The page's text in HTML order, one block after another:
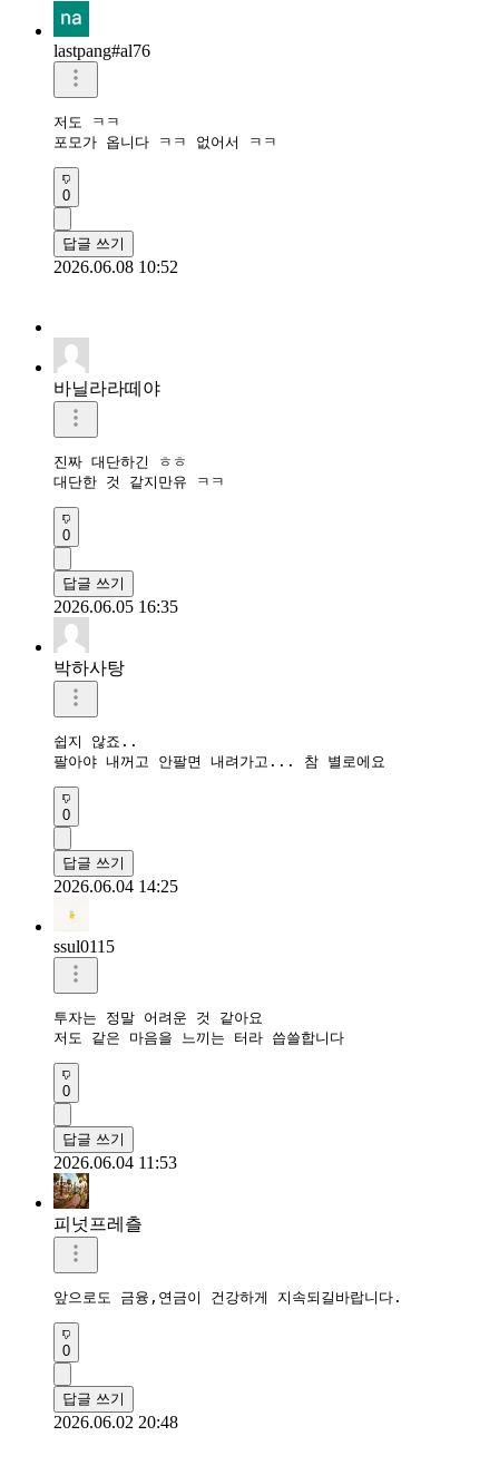
lastpang#al76
저도 ㅋㅋ
포모가 옵니다 ㅋㅋ 없어서 ㅋㅋ
0
답글 쓰기
2026.06.08 10:52
바닐라라떼야
진짜 대단하긴 ㅎㅎ
대단한 것 같지만유 ㅋㅋ
0
답글 쓰기
2026.06.05 16:35
박하사탕
쉽지 않죠..
팔아야 내꺼고 안팔면 내려가고... 참 별로에요
0
답글 쓰기
2026.06.04 14:25
ssul0115
투자는 정말 어려운 것 같아요
저도 같은 마음을 느끼는 터라 씁쓸합니다
0
답글 쓰기
2026.06.04 11:53
피넛프레츨
앞으로도 금융,연금이 건강하게 지속되길바랍니다.
0
답글 쓰기
2026.06.02 20:48